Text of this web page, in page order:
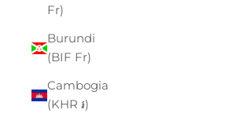
Fr)
Burundi
(BIF Fr)
Cambogia
(KHR ៛)